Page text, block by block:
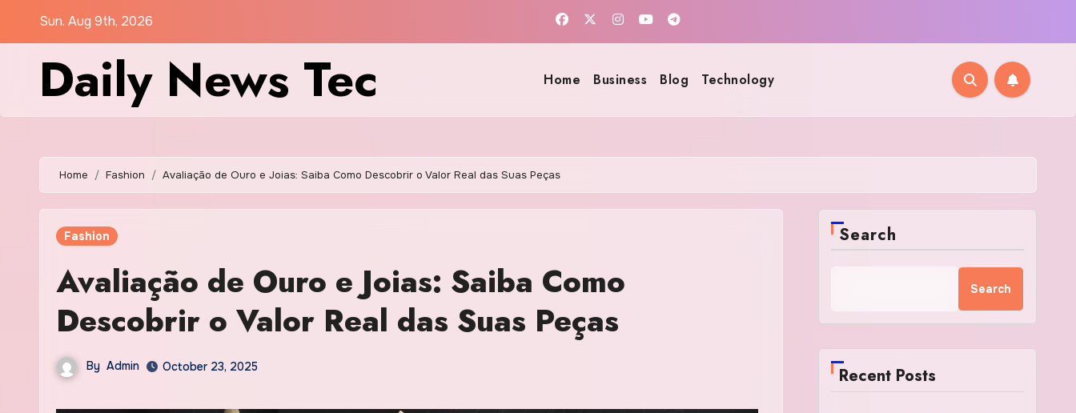
Sun. Aug 9th, 2026
Daily News Tec Home Business Blog Technology
Home Fashion Avaliação de Ouro e Joias: Saiba Como Descobrir o Valor Real das Suas Peças
Fashion
Avaliação de Ouro e Joias: Saiba Como
Descobrir o Valor Real das Suas Peças
By Admin October 23, 2025
Search
Search
Recent Posts